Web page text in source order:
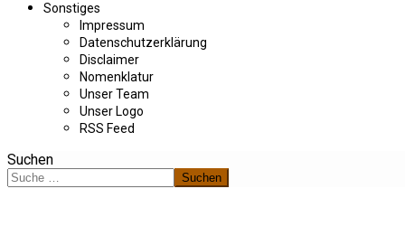
Sonstiges
Impressum
Datenschutzerklärung
Disclaimer
Nomenklatur
Unser Team
Unser Logo
RSS Feed
Suchen
Suchen